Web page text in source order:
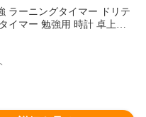
ラーニングタイマー ドリテ
イマー 勉強用 時計 卓上タ
タイマー 時計機能 カウント
ラーム キーロック タイムト
学習 音無し LED 小型 ） 【